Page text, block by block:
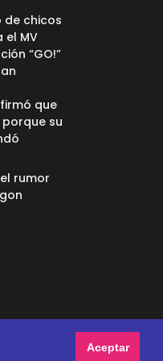
Aceptar
de chicos
el MV
“GO!”
que
porque su
rumor